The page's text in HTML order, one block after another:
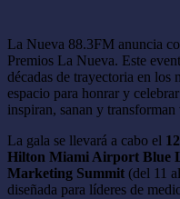
La Nueva 88.3FM anuncia
Premios La Nueva. Este
décadas de trayectoria en los
espacio para honrar y
inspiran, sanan y transforman
La gala se llevará a cabo el
Hilton Miami Airport Blue
Marketing Summit (del 11
diseñada para líderes de